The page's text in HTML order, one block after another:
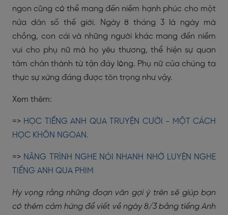
ngon cũng có thể mang đến niềm hạnh phúc cho một
nửa dân số thế giới. Ngày 8 tháng 3 là ngày mà
chồng, con cái và những người khác mang đến niềm
vui cho phụ nữ mà họ yêu thương, thể hiện sự quan
tâm chân thành từ tận đáy lòng. Phụ nữ của chúng ta
thực sự xứng đáng được tôn trọng như vậy.
Xem thêm:
=> HỌC TIẾNG ANH QUA TRUYỆN CƯỜI - MỘT CÁCH
HỌC KHÔN NGOAN.
=> NÂNG TRÌNH NGHE NÓI NHANH NHỜ LUYỆN NGHE
TIẾNG ANH QUA PHIM
Hy vọng rằng những đoạn văn gợi ý trên sẽ giúp bạn
có thêm cảm hứng để viết về ngày 8/3 bằng tiếng Anh